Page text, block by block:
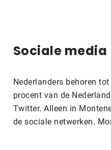
Sociale media
Nederlanders behoren
procent van de
Twitter. Alleen in
de sociale netwerken.